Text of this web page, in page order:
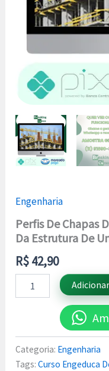
Engenharia
Perfis De Chapas
Da Estrutura De
R$42,90
Engeduca
quantidade
Categoria: Engenharia
Tags:Curso Engeduca